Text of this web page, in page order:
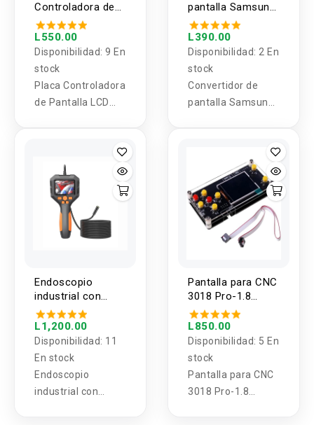
Controladora de
Pantalla LCD
AT050TN43 de 5"
RCA-VGA-HDMI
L550.00
Disponibilidad: 9 En
stock
Placa Controladora
de Pantalla LCD
pantalla Samsung
4K 96 Pines a 51
pines
L390.00
Disponibilidad: 2 En
stock
Convertidor de
pantalla Samsung
Endoscopio
industrial con
pantalla P10
1080P 5M
L1,200.00
Disponibilidad: 11
En stock
Endoscopio
industrial con
Pantalla para CNC
3018 Pro-1.8
pulgadas
L850.00
Disponibilidad: 5 En
stock
Pantalla para CNC
3018 Pro-1.8